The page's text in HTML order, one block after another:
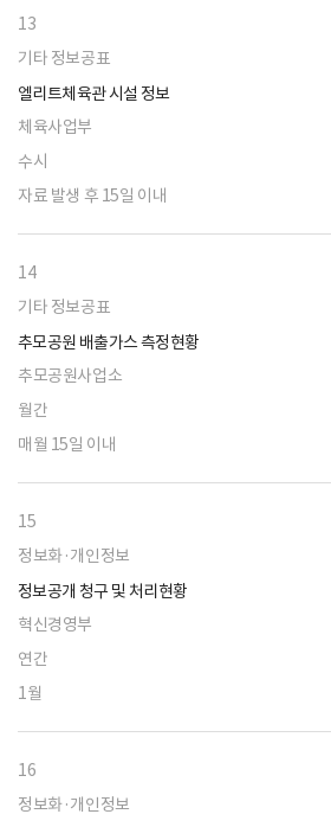
13
기타 정보공표
엘리트체육관 시설 정보
체육사업부
수시
자료 발생 후 15일 이내
14
기타 정보공표
추모공원 배출가스 측정현황
추모공원사업소
월간
매월 15일 이내
15
정보화·개인정보
정보공개 청구 및 처리현황
혁신경영부
연간
1월
16
정보화·개인정보